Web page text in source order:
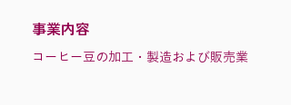
事業内容
コーヒー豆の加工・製造および販売業